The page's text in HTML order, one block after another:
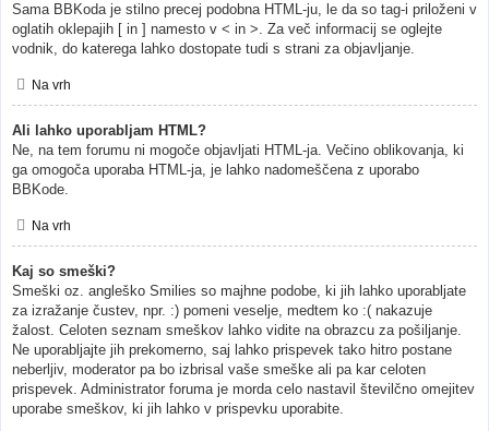
Sama BBKoda je stilno precej podobna HTML-ju, le da so tag-i priloženi v
oglatih oklepajih [ in ] namesto v < in >. Za več informacij se oglejte
vodnik, do katerega lahko dostopate tudi s strani za objavljanje.
Na vrh
Ali lahko uporabljam HTML?
Ne, na tem forumu ni mogoče objavljati HTML-ja. Večino oblikovanja, ki
ga omogoča uporaba HTML-ja, je lahko nadomeščena z uporabo
BBKode.
Na vrh
Kaj so smeški?
Smeški oz. angleško Smilies so majhne podobe, ki jih lahko uporabljate
za izražanje čustev, npr. :) pomeni veselje, medtem ko :( nakazuje
žalost. Celoten seznam smeškov lahko vidite na obrazcu za pošiljanje.
Ne uporabljajte jih prekomerno, saj lahko prispevek tako hitro postane
neberljiv, moderator pa bo izbrisal vaše smeške ali pa kar celoten
prispevek. Administrator foruma je morda celo nastavil številčno omejitev
uporabe smeškov, ki jih lahko v prispevku uporabite.